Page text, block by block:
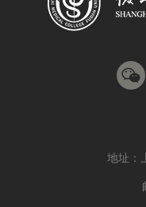
地址：